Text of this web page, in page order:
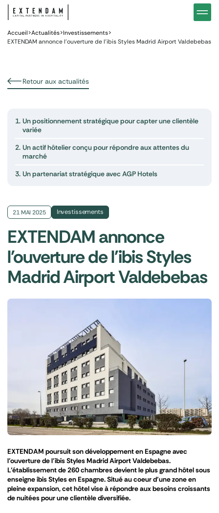
Notre stratégie d’investissements hôteliers Nos
Investir
Pourquoi investir dans l’hôtellerie ?
Vous êtes
Accueil>Actualités>Investissements>
EXTENDAM annonce l’ouverture de l’ibis Styles Madrid Airport Valdebebas
Retour aux actualités
1. Un positionnement stratégique pour capter une clientèle
variée
2. Un actif hôtelier conçu pour répondre aux attentes du
marché
3. Un partenariat stratégique avec AGP Hotels
21 MAI 2025 Investissements
EXTENDAM annonce
l'ouverture de l'ibis Styles
Madrid Airport Valdebebas
EXTENDAM poursuit son développement en Espagne avec
l’ouverture de l’ibis Styles Madrid Airport Valdebebas.
L’établissement de 260 chambres devient le plus grand hôtel sous
enseigne ibis Styles en Espagne. Situé au coeur d’une zone en
pleine expansion, cet hôtel vise à répondre aux besoins croissants
de nuitées pour une clientèle diversifiée.